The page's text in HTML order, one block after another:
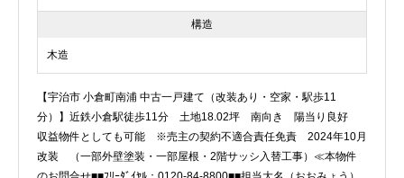
構造
木造
【宇治市 小倉町南浦 中古一戸建て（改装あり・空家・駅歩11
分）】近鉄小倉駅徒歩11分 土地18.02坪 南向き 陽当り良好
収益物件としても可能 ※売主の契約不適合責任免責 2024年10月
改装 （一部外壁塗装・一部屋根・2階サッシ入替工事）≪本物件